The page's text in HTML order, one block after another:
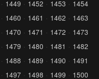
1449 1452 1453
1454
1460 1461 1462
1463
1470 1471 1472
1473
1479 1480 1481
1482
1488 1489 1490
1491
1497 1498 1499
1500